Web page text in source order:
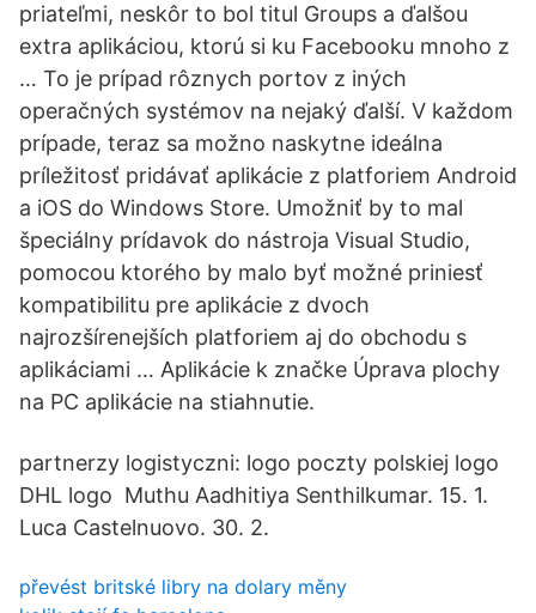
priateľmi, neskôr to bol titul Groups a ďalšou
extra aplikáciou, ktorú si ku Facebooku mnoho z
… To je prípad rôznych portov z iných
operačných systémov na nejaký ďalší. V každom
prípade, teraz sa možno naskytne ideálna
príležitosť pridávať aplikácie z platforiem Android
a iOS do Windows Store. Umožniť by to mal
špeciálny prídavok do nástroja Visual Studio,
pomocou ktorého by malo byť možné priniesť
kompatibilitu pre aplikácie z dvoch
najrozšírenejších platforiem aj do obchodu s
aplikáciami … Aplikácie k značke Úprava plochy
na PC aplikácie na stiahnutie.
partnerzy logistyczni: logo poczty polskiej logo
DHL logo Muthu Aadhitiya Senthilkumar. 15. 1.
Luca Castelnuovo. 30. 2.
převést britské libry na dolary měny